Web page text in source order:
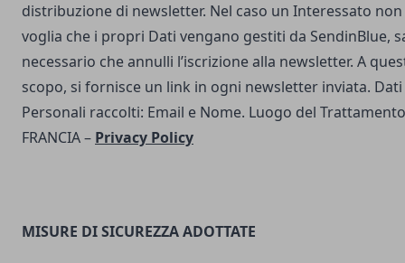
distribuzione di newsletter. Nel caso un Interessato non
voglia che i propri Dati vengano gestiti da SendinBlue,
necessario che annulli l’iscrizione alla newsletter. A
scopo, si fornisce un link in ogni newsletter inviata. Dati
Personali raccolti: Email e Nome. Luogo del
FRANCIA – Privacy Policy
MISURE DI SICUREZZA ADOTTATE